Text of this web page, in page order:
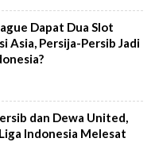
Dapat Dua Slot
Asia, Persija-Persib Jadi
dan Dewa United,
Indonesia Melesat